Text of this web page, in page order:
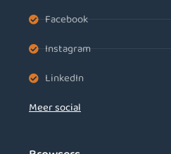
Facebook
Instagram
LinkedIn
Meer social